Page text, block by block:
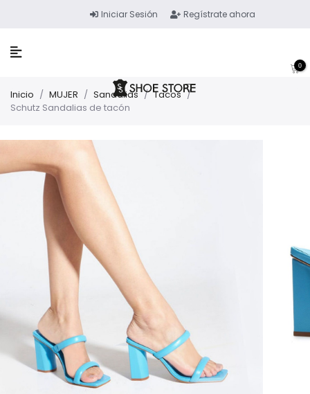
Iniciar Sesión Regístrate ahora
0
Inicio / MUJER / Sandalias / Tacos /
Schutz Sandalias de tacón